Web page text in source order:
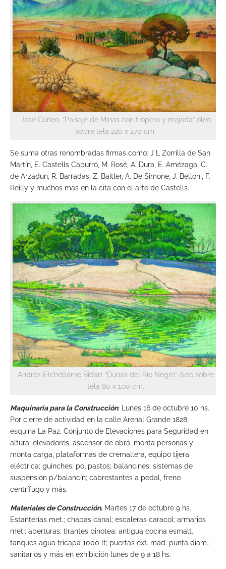
José Cuneo. “Paisaje de Minas con tropero y majada” óleo
sobre tela 220 x 270 cm.
Se suma otras renombradas firmas como: J L Zorrilla de San
Martín, E. Castells Capurro, M. Rosé, A. Dura, E. Amézaga, C.
de Arzadun, R. Barradas, Z. Baitler, A. De Simone, J. Belloni, F.
Reilly y muchos mas en la cita con el arte de Castells.
Andrés Etchebarne Bidart “Dunas del Río Negro” óleo sobre
tela 80 x 100 cm.
Maquinaria para la Construcción. Lunes 16 de octubre 10 hs.
Por cierre de actividad en la calle Arenal Grande 1828,
esquina La Paz. Conjunto de Elevaciones para Seguridad en
altura: elevadores, ascensor de obra, monta personas y
monta carga, plataformas de cremallera, equipo tijera
eléctrica; guinches; polipastos; balancines; sistemas de
suspensión p/balancín; cabrestantes a pedal, freno
centrífugo y más.
Materiales de Construcción. Martes 17 de octubre 9 hs.
Estanterías met.; chapas canal; escaleras caracol; armarios
met.; aberturas; tirantes pinotea; antigua cocina esmalt.;
tanques agua tricapa 1000 lt; puertas ext. mad. punta diam.;
sanitarios y más en exhibición lunes de 9 a 18 hs.